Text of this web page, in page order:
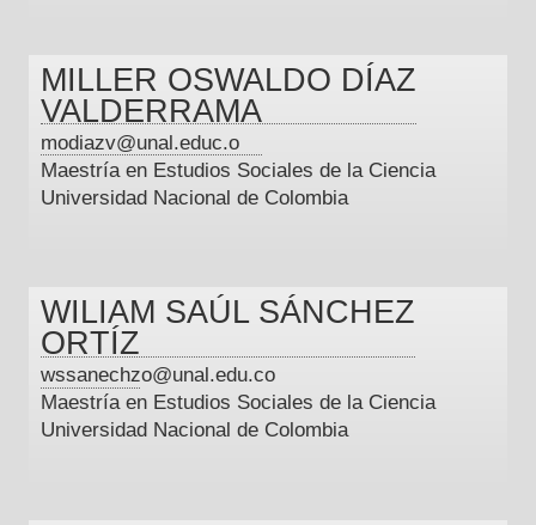
MILLER OSWALDO DÍAZ
VALDERRAMA
modiazv@unal.educ.o
Maestría en Estudios Sociales de la Ciencia
Universidad Nacional de Colombia
WILIAM SAÚL SÁNCHEZ
ORTÍZ
wssanechzo@unal.edu.co
Maestría en Estudios Sociales de la Ciencia
Universidad Nacional de Colombia